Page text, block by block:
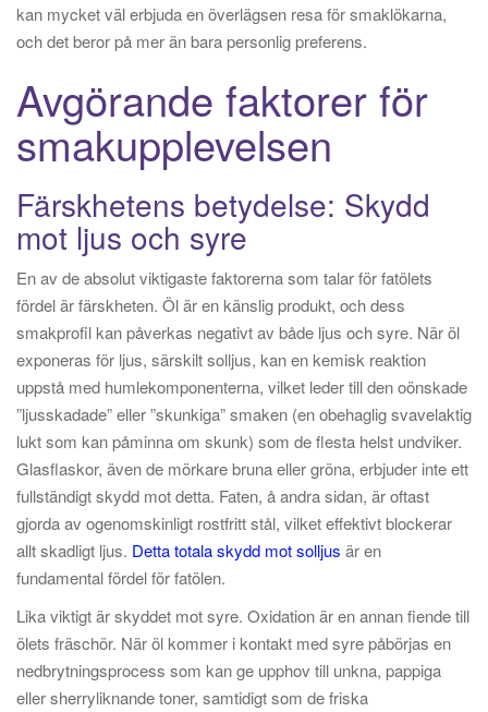
kan mycket väl erbjuda en överlägsen resa för smaklökarna,
och det beror på mer än bara personlig preferens.
Avgörande faktorer för
smakupplevelsen
Färskhetens betydelse: Skydd
mot ljus och syre
En av de absolut viktigaste faktorerna som talar för fatölets
fördel är färskheten. Öl är en känslig produkt, och dess
smakprofil kan påverkas negativt av både ljus och syre. När öl
exponeras för ljus, särskilt solljus, kan en kemisk reaktion
uppstå med humlekomponenterna, vilket leder till den oönskade
”ljusskadade” eller ”skunkiga” smaken (en obehaglig svavelaktig
lukt som kan påminna om skunk) som de flesta helst undviker.
Glasflaskor, även de mörkare bruna eller gröna, erbjuder inte ett
fullständigt skydd mot detta. Faten, å andra sidan, är oftast
gjorda av ogenomskinligt rostfritt stål, vilket effektivt blockerar
allt skadligt ljus. Detta totala skydd mot solljus är en
fundamental fördel för fatölen.
Lika viktigt är skyddet mot syre. Oxidation är en annan fiende till
ölets fräschör. När öl kommer i kontakt med syre påbörjas en
nedbrytningsprocess som kan ge upphov till unkna, pappiga
eller sherryliknande toner, samtidigt som de friska